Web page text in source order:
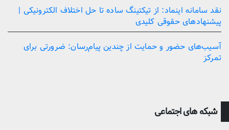
نقد سامانه اینماد: از تیکتینگ ساده تا حل اختلاف الکترونیکی |
پیشنهادهای حقوقی کلیدی
آسیب‌های حضور و حمایت از چندین پیام‌رسان: ضرورتی برای
تمرکز
شبکه های اجتماعی